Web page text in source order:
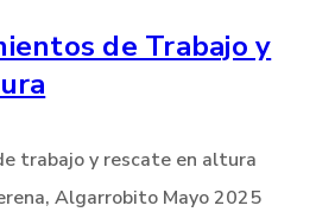
de Trabajo y
trabajo y rescate en altura
Algarrobito Mayo 2025